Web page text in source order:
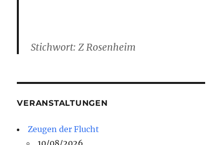
Stichwort: Z Rosenheim
VERANSTALTUNGEN
Zeugen der Flucht